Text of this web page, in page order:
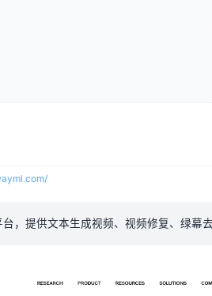
，提供文本生成视频、视频修复、绿幕去